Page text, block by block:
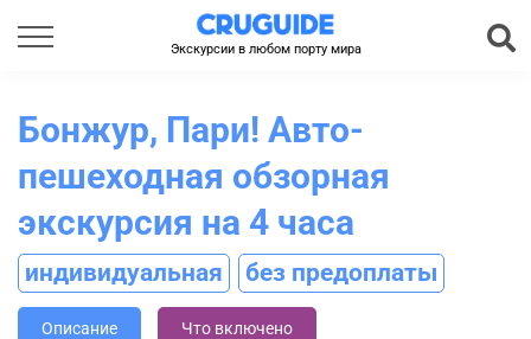
Экскурсии в любом порту мира
Бонжур, Пари! Авто-
пешеходная обзорная
экскурсия на 4 часа
индивидуальная без предоплаты
Описание Что включено